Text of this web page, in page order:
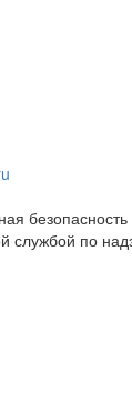
безопасность
службой по